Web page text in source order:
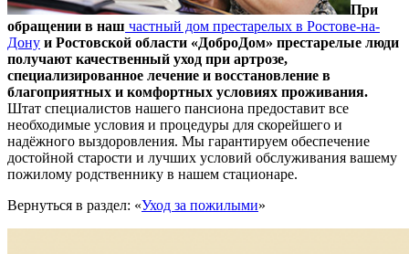
При
обращении в наш частный дом престарелых в Ростове-на-
Дону и Ростовской области «ДоброДом» престарелые люди
получают качественный уход при артрозе,
специализированное лечение и восстановление в
благоприятных и комфортных условиях проживания.
Штат специалистов нашего пансиона предоставит все
необходимые условия и процедуры для скорейшего и
надёжного выздоровления. Мы гарантируем обеспечение
достойной старости и лучших условий обслуживания вашему
пожилому родственнику в нашем стационаре.
Вернуться в раздел: «Уход за пожилыми»